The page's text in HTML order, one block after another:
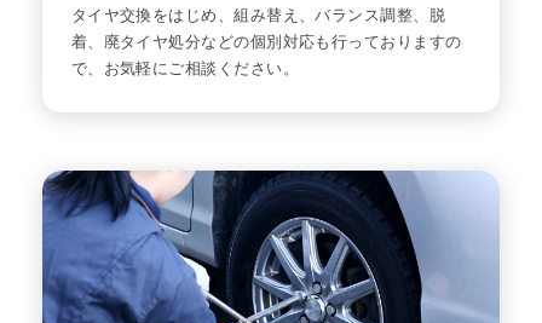
タイヤ交換をはじめ、組み替え、バランス調整、脱
着、廃タイヤ処分などの個別対応も行っておりますの
で、お気軽にご相談ください。